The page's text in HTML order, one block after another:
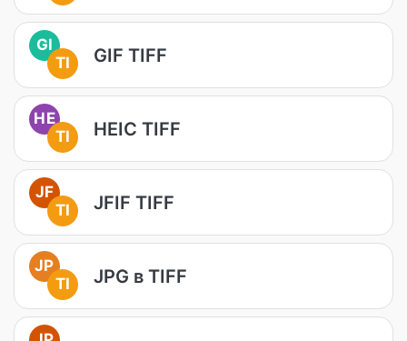
GI
TI
GIF TIFF
HE
TI
HEIC TIFF
JF
TI
JFIF TIFF
JP
TI
JPG в TIFF